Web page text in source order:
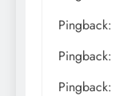
Pingback:
Pingback:
Pingback: